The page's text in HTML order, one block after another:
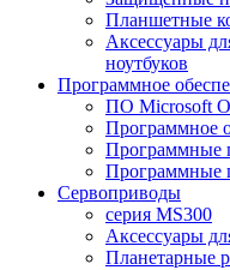
Планшетные
Аксессуары
ноутбуков
Программное
ПО Microsoft
Программное
Программные
Программные
Сервоприводы
серия MS300
Аксессуары
Планетарные